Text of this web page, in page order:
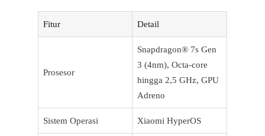
Fitur Detail
Prosesor
Snapdragon® 7s Gen
3 (4nm), Octa-core
hingga 2,5 GHz, GPU
Adreno
Sistem Operasi Xiaomi HyperOS